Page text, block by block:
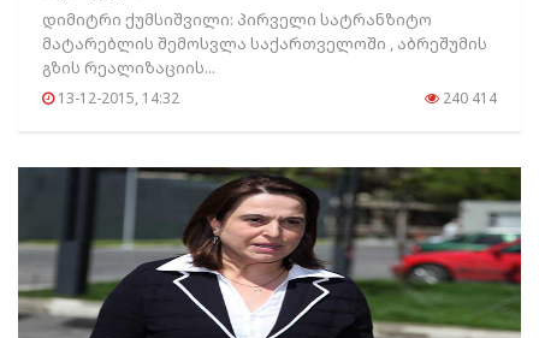
დიმიტრი ქუმსიშვილი: პირველი სატრანზიტო
მატარებლის შემოსვლა საქართველოში , აბრეშუმის
გზის რეალიზაციის...
13-12-2015, 14:32 240 414